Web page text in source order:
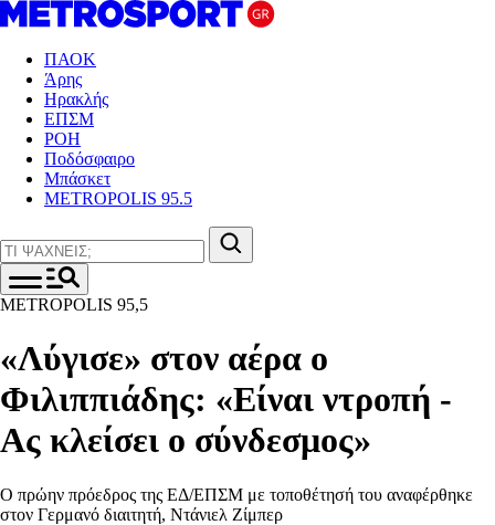
ΠΑΟΚ
Άρης
Ηρακλής
ΕΠΣΜ
ΡΟΗ
Ποδόσφαιρο
Μπάσκετ
METROPOLIS 95.5
METROPOLIS 95,5
«Λύγισε» στον αέρα ο
Φιλιππιάδης: «Είναι ντροπή -
Ας κλείσει ο σύνδεσμος»
Ο πρώην πρόεδρος της ΕΔ/ΕΠΣΜ με τοποθέτησή του αναφέρθηκε
στον Γερμανό διαιτητή, Ντάνιελ Ζίμπερ